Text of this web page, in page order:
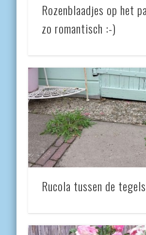
Rozenblaadjes op het
zo romantisch :-)
Rucola tussen de